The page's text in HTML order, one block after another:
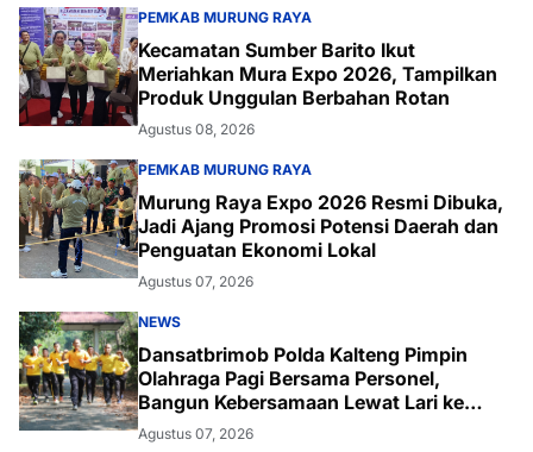
PEMKAB MURUNG RAYA
Kecamatan Sumber Barito Ikut
Meriahkan Mura Expo 2026, Tampilkan
Produk Unggulan Berbahan Rotan
Agustus 08, 2026
PEMKAB MURUNG RAYA
Murung Raya Expo 2026 Resmi Dibuka,
Jadi Ajang Promosi Potensi Daerah dan
Penguatan Ekonomi Lokal
Agustus 07, 2026
NEWS
Dansatbrimob Polda Kalteng Pimpin
Olahraga Pagi Bersama Personel,
Bangun Kebersamaan Lewat Lari ke
Bukit Baranahu
Agustus 07, 2026